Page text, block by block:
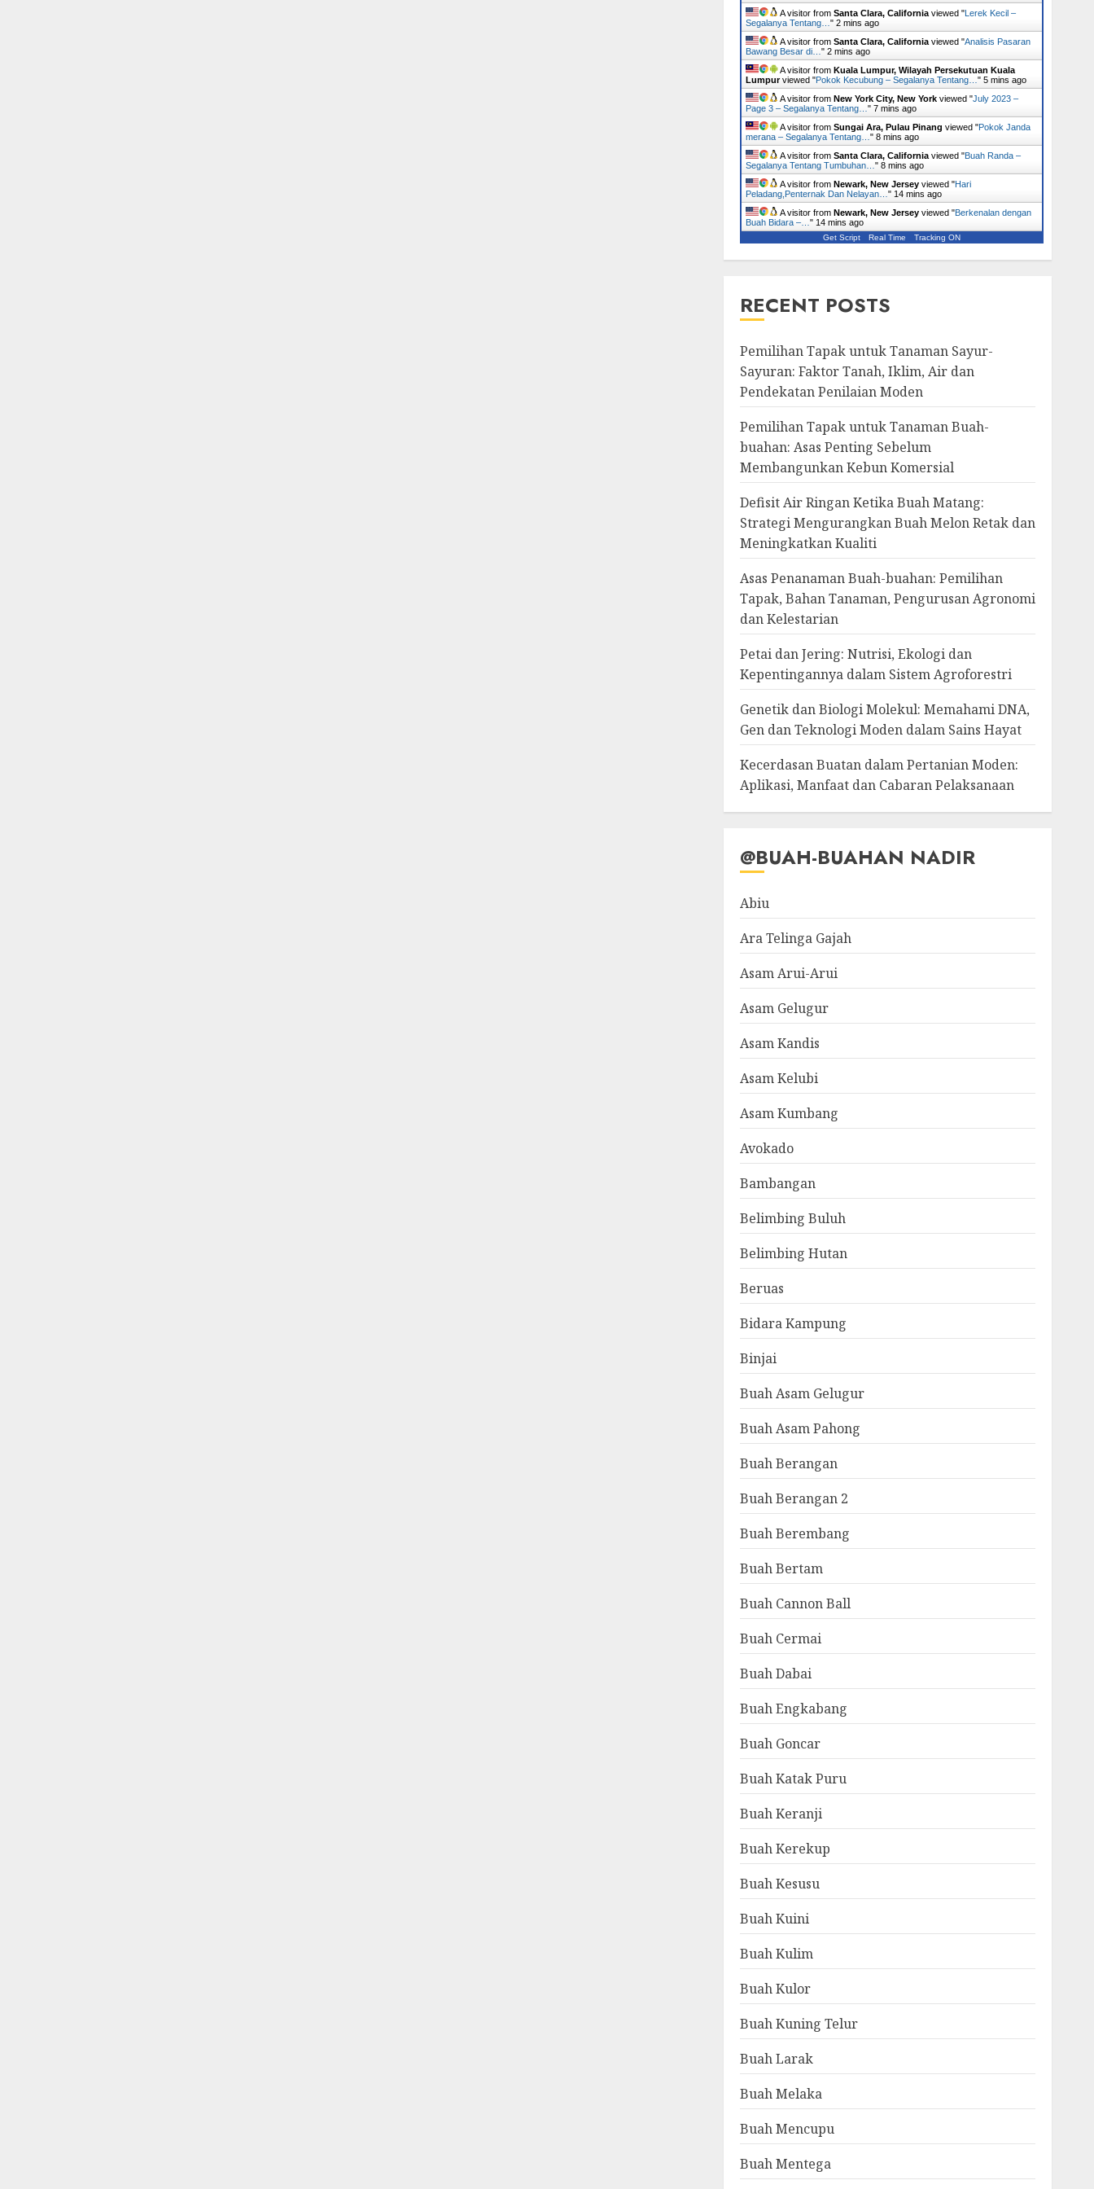
A visitor from Santa Clara, Californiaviewed "Lerek Kecil –
Segalanya Tentang… " 2 mins ago
A visitor from Santa Clara, Californiaviewed "Analisis Pasaran
Bawang Besar di… " 2 mins ago
A visitor from Kuala Lumpur, Wilayah Persekutuan Kuala
Lumpurviewed "Pokok Kecubung – Segalanya Tentang… " 5 mins ago
A visitor from New York City, New Yorkviewed "July 2023 –
Page 3 – Segalanya Tentang… " 7 mins ago
A visitor from Sungai Ara, Pulau Pinang viewed "Pokok Janda
merana – Segalanya Tentang… " 8 mins ago
A visitor from Santa Clara, Californiaviewed "Buah Randa –
Segalanya Tentang Tumbuhan… " 8 mins ago
A visitor from Newark, New Jerseyviewed "Hari
Peladang,Penternak Dan Nelayan… " 14 mins ago
A visitor from Newark, New Jerseyviewed "Berkenalan dengan
Buah Bidara –… " 14 mins ago
Get Script Real Time Tracking ON
RECENT POSTS
Pemilihan Tapak untuk Tanaman Sayur-
Sayuran: Faktor Tanah, Iklim, Air dan
Pendekatan Penilaian Moden
Pemilihan Tapak untuk Tanaman Buah-
buahan: Asas Penting Sebelum
Membangunkan Kebun Komersial
Defisit Air Ringan Ketika Buah Matang:
Strategi Mengurangkan Buah Melon Retak dan
Meningkatkan Kualiti
Asas Penanaman Buah-buahan: Pemilihan
Tapak, Bahan Tanaman, Pengurusan Agronomi
dan Kelestarian
Petai dan Jering: Nutrisi, Ekologi dan
Kepentingannya dalam Sistem Agroforestri
Genetik dan Biologi Molekul: Memahami DNA,
Gen dan Teknologi Moden dalam Sains Hayat
Kecerdasan Buatan dalam Pertanian Moden:
Aplikasi, Manfaat dan Cabaran Pelaksanaan
@BUAH-BUAHAN NADIR
Abiu
Ara Telinga Gajah
Asam Arui-Arui
Asam Gelugur
Asam Kandis
Asam Kelubi
Asam Kumbang
Avokado
Bambangan
Belimbing Buluh
Belimbing Hutan
Beruas
Bidara Kampung
Binjai
Buah Asam Gelugur
Buah Asam Pahong
Buah Berangan
Buah Berangan 2
Buah Berembang
Buah Bertam
Buah Cannon Ball
Buah Cermai
Buah Dabai
Buah Engkabang
Buah Goncar
Buah Katak Puru
Buah Keranji
Buah Kerekup
Buah Kesusu
Buah Kuini
Buah Kulim
Buah Kulor
Buah Kuning Telur
Buah Larak
Buah Melaka
Buah Mencupu
Buah Mentega